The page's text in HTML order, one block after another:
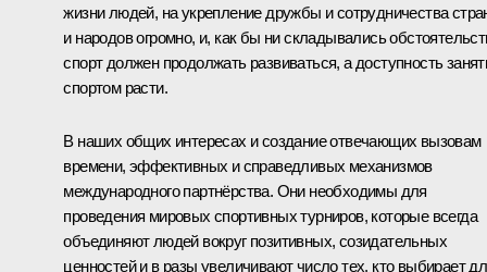
жизни людей, на укрепление дружбы и сотрудничества
и народов огромно, и, как бы ни складывались
спорт должен продолжать развиваться, а доступность
спортом расти.
В наших общих интересах и создание отвечающих вызовам
времени, эффективных и справедливых механизмов
международного партнёрства. Они необходимы для
проведения мировых спортивных турниров, которые всегда
объединяют людей вокруг позитивных, созидательных
ценностей и в разы увеличивают число тех, кто выбирает